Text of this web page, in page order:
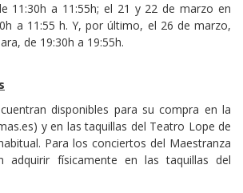
11:30h a 11:55h; el 21 y 22 de marzo en
a 11:55 h. Y, por último, el 26 de marzo,
de 19:30h a 19:55h.
disponibles para su compra en la
y en las taquillas del Teatro Lope de
Para los conciertos del Maestranza
adquirir físicamente en las taquillas del